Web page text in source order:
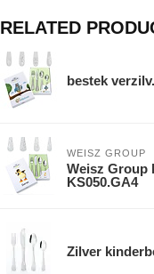
RELATED
bestek
WEISZ GROUP
Weisz Group
KS050.GA4
Zilver